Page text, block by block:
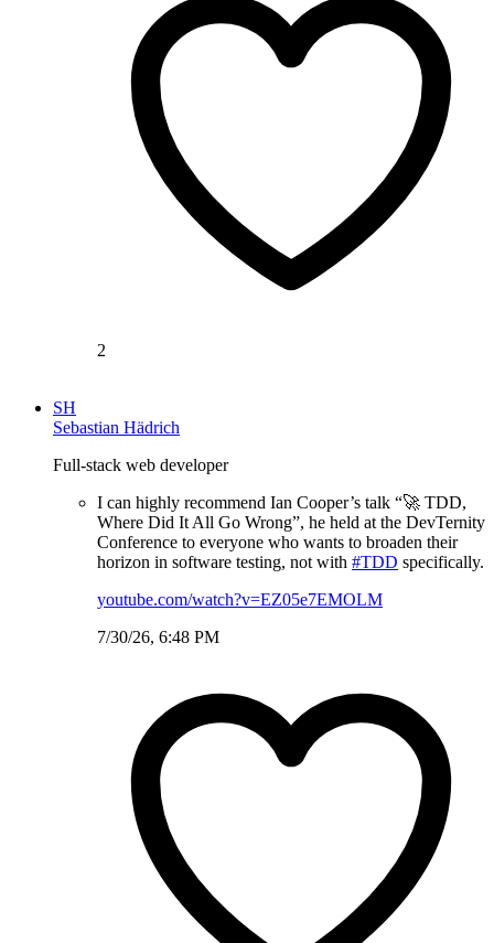
2
SH
Sebastian Hädrich
Full-stack web developer
I can highly recommend Ian Cooper’s talk “🚀 TDD,
Where Did It All Go Wrong”, he held at the DevTernity
Conference to everyone who wants to broaden their
horizon in software testing, not with #TDD specifically.
youtube.com/watch?v=EZ05e7EMOLM
7/30/26, 6:48 PM